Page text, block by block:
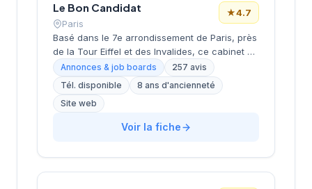
Le Bon Candidat
Paris
★4.7
Basé dans le 7e arrondissement de Paris, près
de la Tour Eiffel et des Invalides, ce cabinet de
recrutement bénéficie d'une localisation
prestigieuse au cœur de la capitale. Installé
rue de Bellechasse, il accompagne les
entreprises dans leurs recrutements avec une
approche personnalisée. La structure affiche
une excellente réputation auprès de sa
Annonces & job boards
257 avis
Tél. disponible
8 ans d'ancienneté
Site web
Voir la fiche